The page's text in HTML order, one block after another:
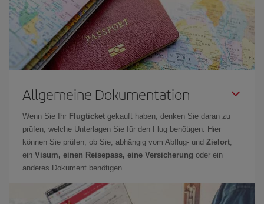
Allgemeine Dokumentation
Wenn Sie Ihr Flugticket gekauft haben, denken Sie daran zu
prüfen, welche Unterlagen Sie für den Flug benötigen. Hier
können Sie prüfen, ob Sie, abhängig vom Abflug- und Zielort,
ein Visum, einen Reisepass, eine Versicherung oder ein
anderes Dokument benötigen.